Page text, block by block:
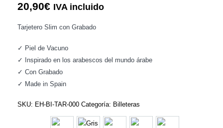
20,90€ IVA incluido
Tarjetero Slim con Grabado
✓ Piel de Vacuno
✓ Inspirado en los arabescos del mundo árabe
✓ Con Grabado
✓ Made in Spain
SKU: EH-BI-TAR-000 Categoría: Billeteras